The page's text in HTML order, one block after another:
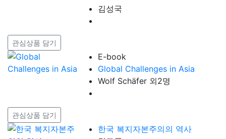
김성국
관심상품 담기
E-book
Global Challenges in Asia
Wolf Schäfer 외2명
관심상품 담기
한국 복지자본주의의 역사